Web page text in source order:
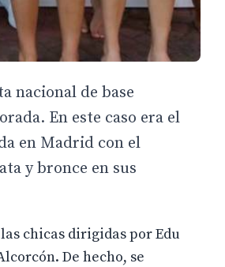
nacional de base
En este caso era el
en Madrid con el
y bronce en sus
las chicas dirigidas por Edu
De hecho, se